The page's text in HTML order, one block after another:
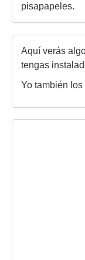
pisapapeles.
Aquí verás
tengas
Yo también